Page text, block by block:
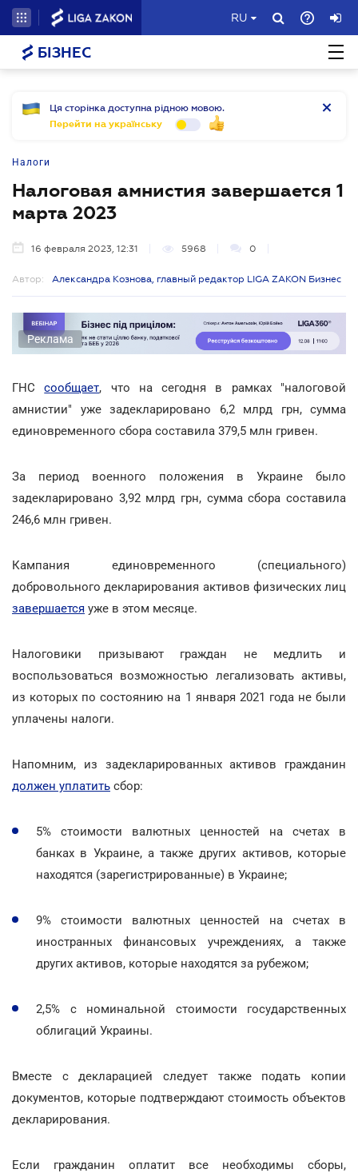
RU
БІЗНЕС
Ця сторінка доступна рідною мовою.
Перейти на українську
Налоги
Налоговая амнистия завершается 1
марта 2023
16 февраля 2023, 12:31 5968 0
Автор: Александра Кознова, главный редактор LIGA ZAKON Бизнес
Реклама
ГНСсообщает, что на сегодня в рамках "налоговой
амнистии" уже задекларировано 6,2 млрд грн, сумма
единовременного сбора составила 379,5 млн гривен.
За период военного положения в Украине было
задекларировано 3,92 млрд грн, сумма сбора составила
246,6 млн гривен.
Кампания единовременного (специального)
добровольного декларирования активов физических лиц
завершается уже в этом месяце.
Налоговики призывают граждан не медлить и
воспользоваться возможностью легализовать активы,
из которых по состоянию на 1 января 2021 года не были
уплачены налоги.
Напомним, из задекларированных активов гражданин
должен уплатить сбор:
5% стоимости валютных ценностей на счетах в
банках в Украине, а также других активов, которые
находятся (зарегистрированные) в Украине;
9% стоимости валютных ценностей на счетах в
иностранных финансовых учреждениях, а также
других активов, которые находятся за рубежом;
2,5% с номинальной стоимости государственных
облигаций Украины.
Вместе с декларацией следует также подать копии
документов, которые подтверждают стоимость объектов
декларирования.
Если гражданин оплатит все необходимы сборы,